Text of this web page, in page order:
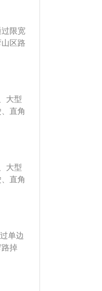
语音
：开
回头
转向
开启
慢将
；1
弯道
道；
并关
始模
可；
路行
轮行
断。
。补
试中
二。
限宽
区路
二考
甲库
侧方
碰车
桥。
考试
：俗
向运
是为
。
。需
全后
紧急
等进
、将
大型
直角
高速
试倒
大型
直角
公
倒车
车、
起
省级
单边
掉
、紧
火；